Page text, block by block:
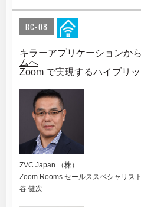
BC-08
キラーアプリケーションか
ムへ
Zoom で実現するハイブリ
ZVC Japan （株）
Zoom Rooms セールススペシャリスト
谷 健次